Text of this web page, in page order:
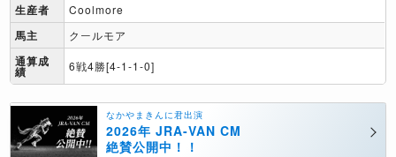
生産者 Coolmore
馬主 クールモア
通算成
績 6戦4勝[4-1-1-0]
なかやまきんに君出演
2026年 JRA-VAN CM
絶賛公開中！！